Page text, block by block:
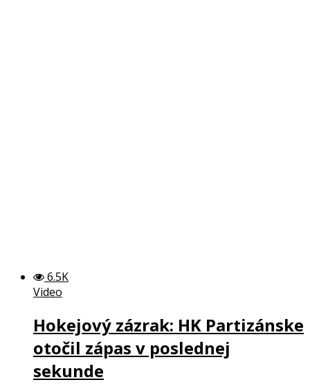
6.5K
Video
Hokejový zázrak: HK Partizánske
otočil zápas v poslednej
sekunde